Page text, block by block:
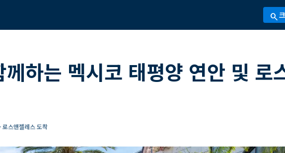
search
하는 멕시코 태평양 연안 및 로
로스앤젤레스 도착